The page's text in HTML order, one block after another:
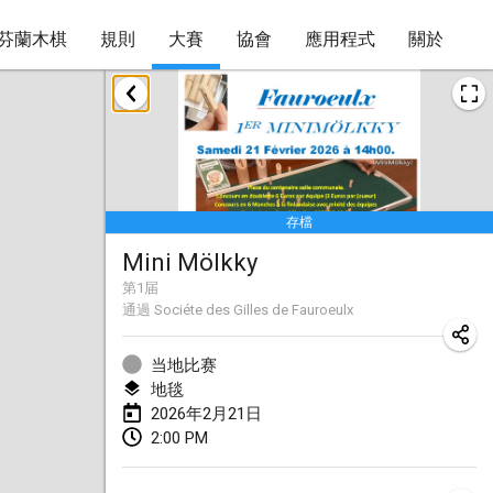
蘭木棋 規則 大賽 協會 應用程式 關於
存檔
Mini Mölkky
第1 届
通過 Sociéte des Gilles de Fauroeulx
当地比赛
地毯
2026年2月21日
2:00 PM
2026年1月
Tournoi de la bonne année
2026年1月10日|法國
Open de Boulay Triplette
2026年1月17日
Concours de Honnelles
2026年1月18日|比利時
2026年1月31日